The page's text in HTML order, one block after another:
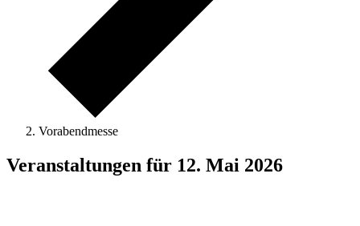
Vorabendmesse
Veranstaltungen für 12. Mai 2026